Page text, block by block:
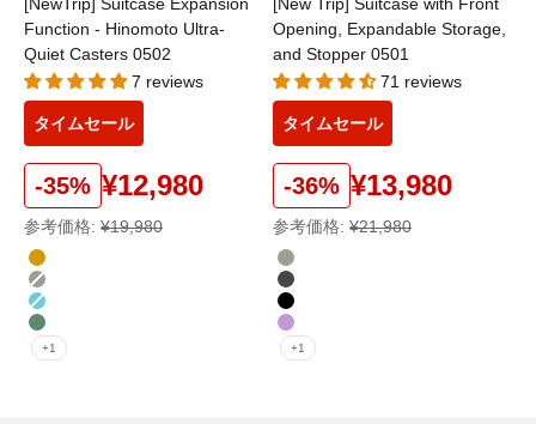
Function - Hinomoto Ultra-
Quiet Casters 0502
7 reviews
タイムセール
-35% ¥12,980
参考価格: ¥19,980
color
シャンパンゴールド
オートミールグレー
ヘイズブルー
ミッドナイトグリーン
+1
Opening, Expandable Storage,
and Stopper 0501
71 reviews
タイムセール
-36% ¥13,980
参考価格: ¥21,980
color
オートミールグレー
ガンブラック
ブラック
パープル
+1